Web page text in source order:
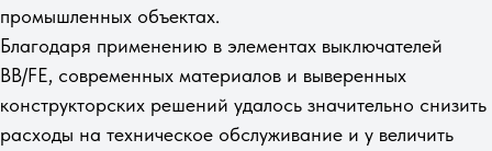
промышленных объектах.
Благодаря применению в элементах выключателей
BB/FE, современных материалов и выверенных
конструкторских решений удалось значительно снизить
расходы на техническое обслуживание и у величить